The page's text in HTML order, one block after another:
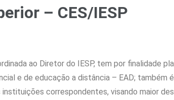
– CES/IESP
ao Diretor do IESP, tem por finalidade
e de educação a distância – EAD;
correspondentes, visando maior